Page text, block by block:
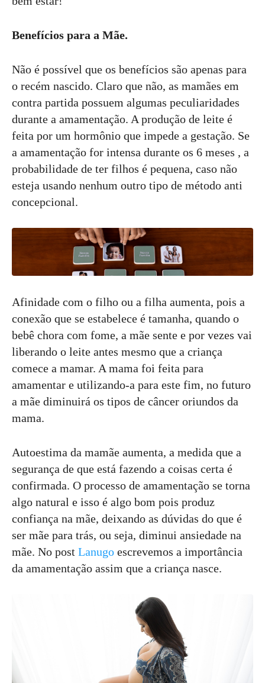
Benefícios para a Mãe.
Não é possível que os benefícios são apenas para
o recém nascido. Claro que não, as mamães em
contra partida possuem algumas peculiaridades
durante a amamentação. A produção de leite é
feita por um hormônio que impede a gestação. Se
a amamentação for intensa durante os 6 meses , a
probabilidade de ter filhos é pequena, caso não
esteja usando nenhum outro tipo de método anti
concepcional.
Afinidade com o filho ou a filha aumenta, pois a
conexão que se estabelece é tamanha, quando o
bebê chora com fome, a mãe sente e por vezes vai
liberando o leite antes mesmo que a criança
comece a mamar. A mama foi feita para
amamentar e utilizando-a para este fim, no futuro
a mãe diminuirá os tipos de câncer oriundos da
mama.
Autoestima da mamãe aumenta, a medida que a
segurança de que está fazendo a coisas certa é
confirmada. O processo de amamentação se torna
algo natural e isso é algo bom pois produz
confiança na mãe, deixando as dúvidas do que é
ser mãe para trás, ou seja, diminui ansiedade na
mãe. No post Lanugo escrevemos a importância
da amamentação assim que a criança nasce.